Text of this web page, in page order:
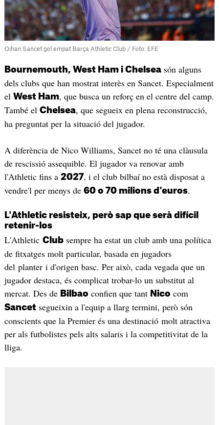
Oihan Sancet gol empat Barça Athletic Club / Foto: EFE
Bournemouth, West Ham i Chelseasón alguns
dels clubs que han mostrat interès en Sancet. Especialment
el West Ham, que busca un reforç en el centre del camp.
També el Chelsea, que segueix en plena reconstrucció,
ha preguntat per la situació del jugador.
A diferència de Nico Williams, Sancet no té una clàusula
de rescissió assequible. El jugador va renovar amb
l'Athletic fins a 2027, i el club bilbaí no està disposat a
vendre'l per menys de 60 o 70 milions d'euros.
L'Athletic resisteix, però sap que serà difícil
retenir-los
L'Athletic Clubsempre ha estat un club amb una política
de fitxatges molt particular, basada en jugadors
del planter i d'origen basc. Per això, cada vegada que un
jugador destaca, és complicat trobar-lo un substitut al
mercat. Des de Bilbao confien que tant Nico com
Sancetsegueixin a l'equip a llarg termini, però són
conscients que la Premier és una destinació molt atractiva
per als futbolistes pels alts salaris i la competitivitat de la
lliga.